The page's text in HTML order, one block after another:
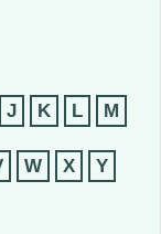
J K L M
W X Y